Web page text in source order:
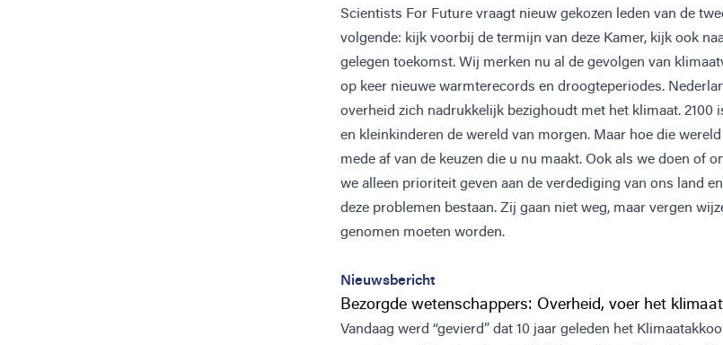
Scientists For Future vraagt nieuw gekozen leden van de
volgende: kijk voorbij de termijn van deze Kamer, kijk ook
gelegen toekomst. Wij merken nu al de gevolgen van
op keer nieuwe warmterecords en droogteperiodes.
overheid zich nadrukkelijk bezighoudt met het klimaat. 2100
en kleinkinderen de wereld van morgen. Maar hoe die
mede af van de keuzen die u nu maakt. Ook als we doen of
we alleen prioriteit geven aan de verdediging van ons land
deze problemen bestaan. Zij gaan niet weg, maar vergen
genomen moeten worden.
Nieuwsbericht
Bezorgde wetenschappers: Overheid, voer het
Vandaag werd “gevierd” dat 10 jaar geleden het